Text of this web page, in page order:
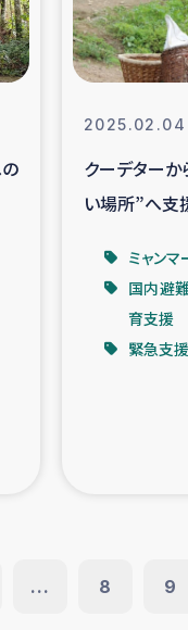
ー（カカオ）事業
2025.02.04
クーデターか
い場所”へ支
ミャンマ
国内避
育支援
緊急支
... 8 9